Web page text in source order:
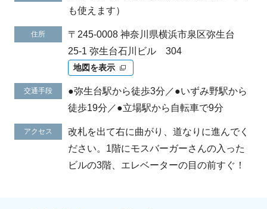
も使えます）
住所
〒245-0008 神奈川県横浜市泉区弥生台
25-1 弥生台石川ビル 304
地図を表示
交通手段
●弥生台駅から徒歩3分／●いずみ野駅から
徒歩19分／●立場駅から自転車で9分
アクセス
改札を出て右に曲がり、道なりに進んでく
ださい。1階にモスバーガーさんの入った
ビルの3階、エレベーターの目の前すぐ！